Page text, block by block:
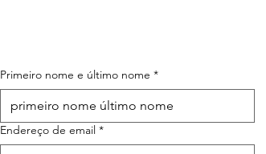
Primeiro nome e último nome *
Endereço de email *